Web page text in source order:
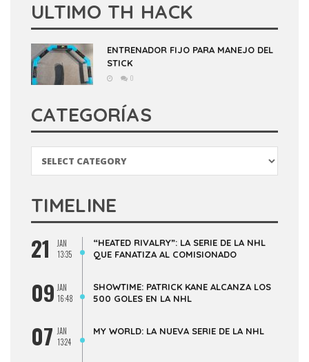
ULTIMO TH HACK
ENTRENADOR FIJO PARA MANEJO DEL
STICK
0
CATEGORÍAS
TIMELINE
21
JAN
13:35
“HEATED RIVALRY”: LA SERIE DE LA NHL
QUE FANATIZA AL COMISIONADO
09 JAN
16:48
SHOWTIME: PATRICK KANE ALCANZA LOS
500 GOLES EN LA NHL
07 JAN
13:24
MY WORLD: LA NUEVA SERIE DE LA NHL